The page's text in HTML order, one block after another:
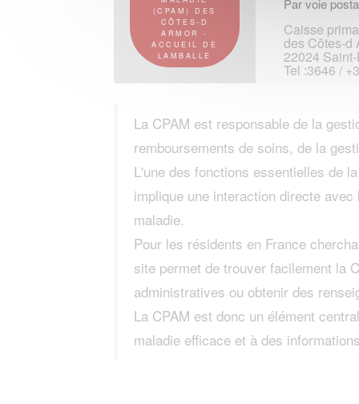
(CPAM) DES
CÔTES-D
ARMOR -
ACCUEIL DE
LAMBALLE
Caisse
des Côtes-d
22024
Tel :3646 /
La CPAM est responsable de la
remboursements de soins, de la
L'une des fonctions essentielles de
implique une interaction directe
maladie.
Pour les résidents en France
site permet de trouver facilement la
administratives ou obtenir des
La CPAM est donc un élément
maladie efficace et à des